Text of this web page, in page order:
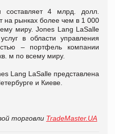
составляет 4 млрд. долл.
на рынках более чем в 1 000
миру. Jones Lang LaSalle
в области управления
– портфель компании
м по всему миру.
Lang LaSalle представлена
и Киеве.
торговли TradeMaster.UA